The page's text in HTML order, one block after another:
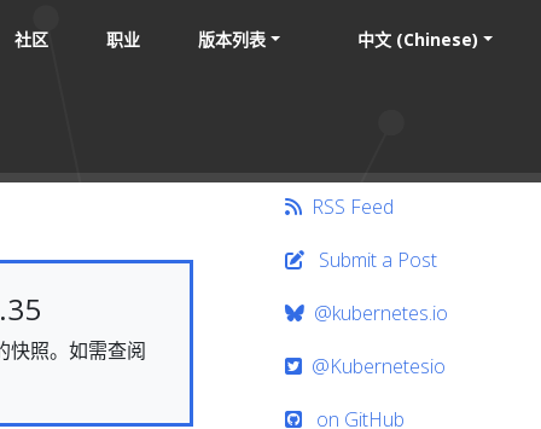
社区 职业 版本列表 中文 (Chinese)
快照。如需查阅
RSS Feed
Submit a Post
@kubernetes.io
@Kubernetesio
on GitHub